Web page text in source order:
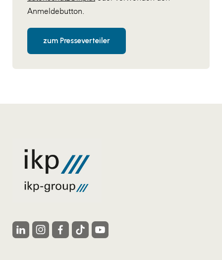
Anmeldebutton.
zum Presseverteiler